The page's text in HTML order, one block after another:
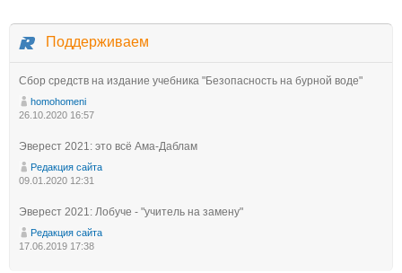
Поддерживаем
Сбор средств на издание учебника "Безопасность на бурной воде"
homohomeni
26.10.2020 16:57
Эверест 2021: это всё Ама-Даблам
Редакция сайта
09.01.2020 12:31
Эверест 2021: Лобуче - "учитель на замену"
Редакция сайта
17.06.2019 17:38